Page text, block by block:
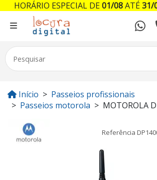
Início
Passeios profissionais
Passeios motorola
MOTOROLA
Referência
HORÁRIO ESPECIAL DE01/08ATÉ31/